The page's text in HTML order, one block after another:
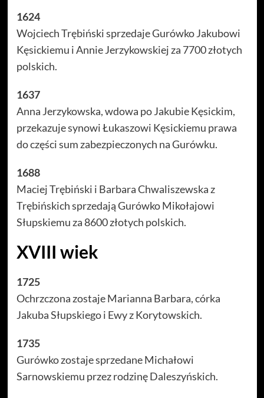
1624
Wojciech Trębiński sprzedaje Gurówko Jakubowi
Kęsickiemu i Annie Jerzykowskiej za 7700 złotych
polskich.
1637
Anna Jerzykowska, wdowa po Jakubie Kęsickim,
przekazuje synowi Łukaszowi Kęsickiemu prawa
do części sum zabezpieczonych na Gurówku.
1688
Maciej Trębiński i Barbara Chwaliszewska z
Trębińskich sprzedają Gurówko Mikołajowi
Słupskiemu za 8600 złotych polskich.
XVIII wiek
1725
Ochrzczona zostaje Marianna Barbara, córka
Jakuba Słupskiego i Ewy z Korytowskich.
1735
Gurówko zostaje sprzedane Michałowi
Sarnowskiemu przez rodzinę Daleszyńskich.